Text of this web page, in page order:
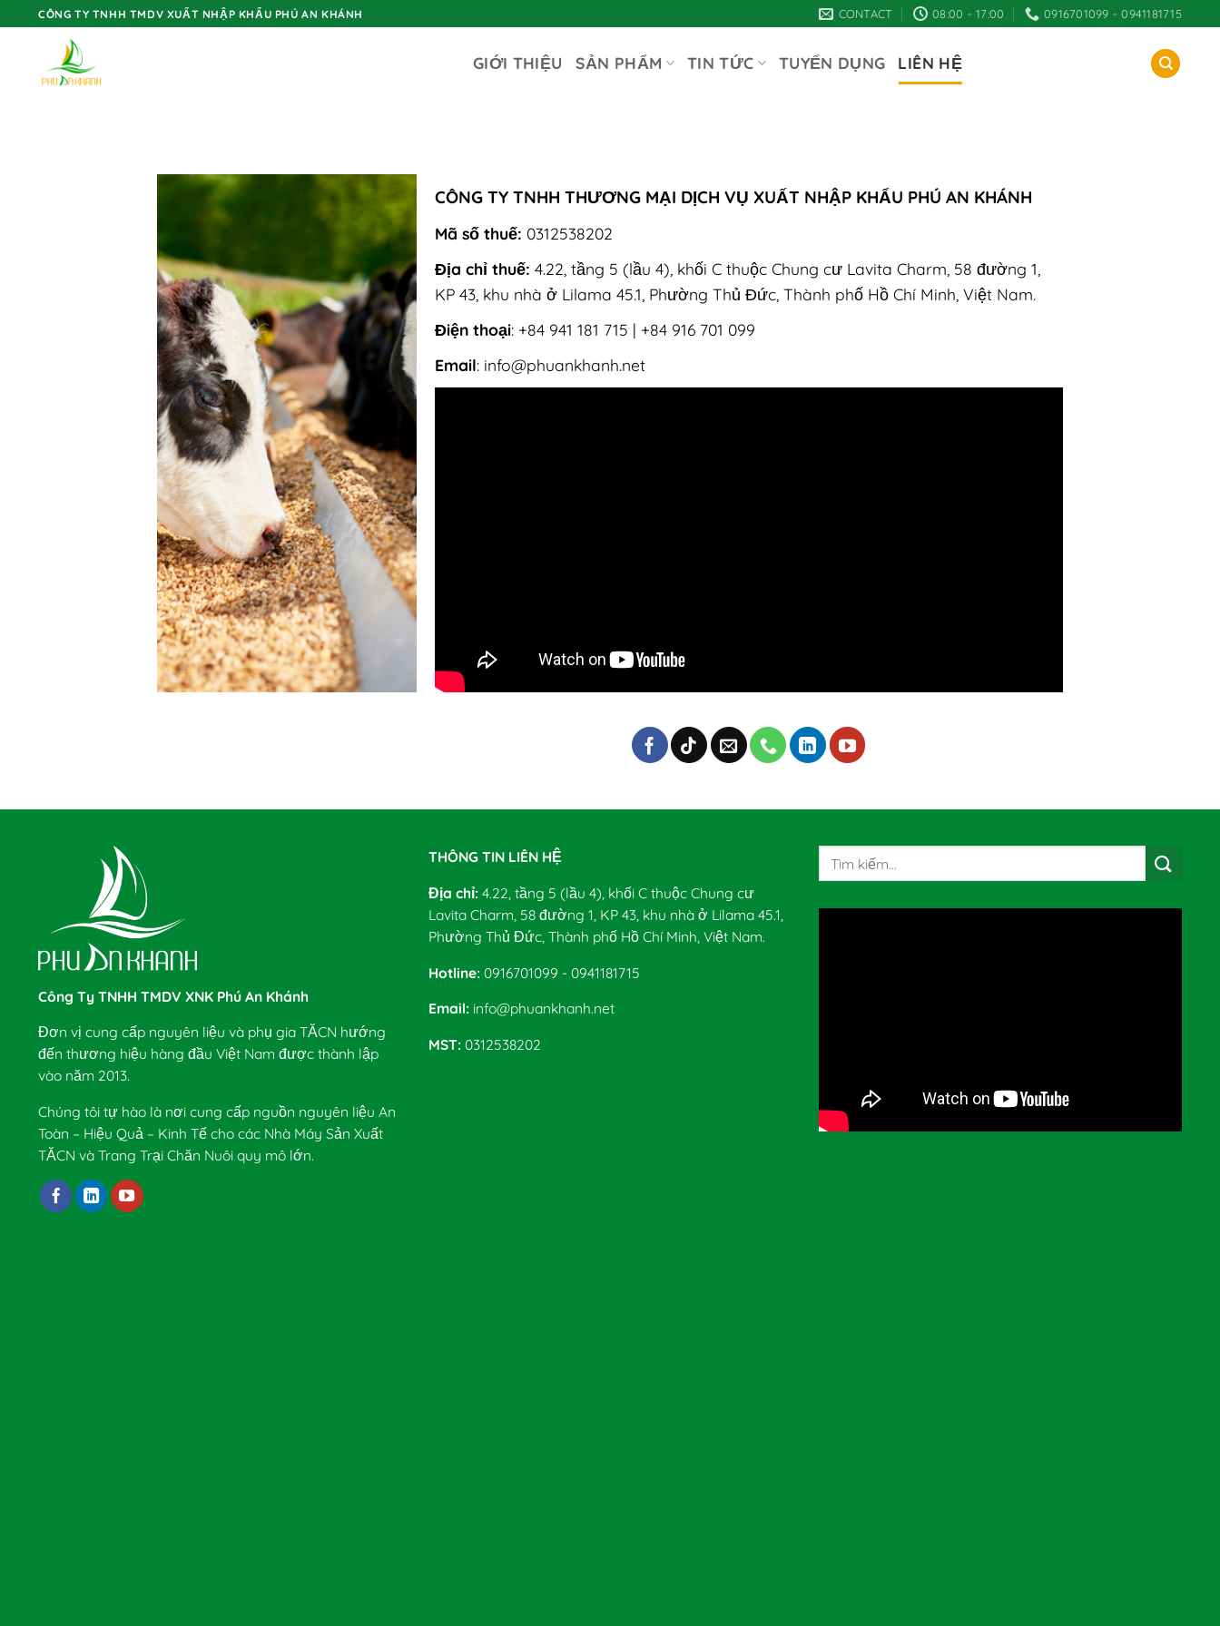
to
CÔNG TY TNHH TMDV XUẤT NHẬP KHẨU PHÚ AN KHÁNH CONTACT 08:00 - 17:00 0916701099 - 0941181715
GIỚI THIỆU SẢN PHẨM TIN TỨC TUYỂN DỤNG LIÊN HỆ
CÔNG TY TNHH THƯƠNG MẠI DỊCH VỤ XUẤT NHẬP KHẨU PHÚ AN KHÁNH
Mã số thuế: 0312538202
Địa chỉ thuế: 4.22, tầng 5 (lầu 4), khối C thuộc Chung cư Lavita Charm, 58 đường 1,
KP 43, khu nhà ở Lilama 45.1, Phường Thủ Đức, Thành phố Hồ Chí Minh, Việt Nam.
Điện thoại: +84 941 181 715 | +84 916 701 099
Email: info@phuankhanh.net
Công Ty TNHH TMDV XNK Phú An Khánh
Đơn vị cung cấp nguyên liệu và phụ gia TĂCN hướng
đến thương hiệu hàng đầu Việt Nam được thành lập
vào năm 2013.
Chúng tôi tự hào là nơi cung cấp nguồn nguyên liệu An
Toàn – Hiệu Quả – Kinh Tế cho các Nhà Máy Sản Xuất
TĂCN và Trang Trại Chăn Nuôi quy mô lớn.
THÔNG TIN LIÊN HỆ
Địa chỉ: 4.22, tầng 5 (lầu 4), khối C thuộc Chung cư
Lavita Charm, 58 đường 1, KP 43, khu nhà ở Lilama 45.1,
Phường Thủ Đức, Thành phố Hồ Chí Minh, Việt Nam.
Hotline: 0916701099 - 0941181715
Email: info@phuankhanh.net
MST: 0312538202